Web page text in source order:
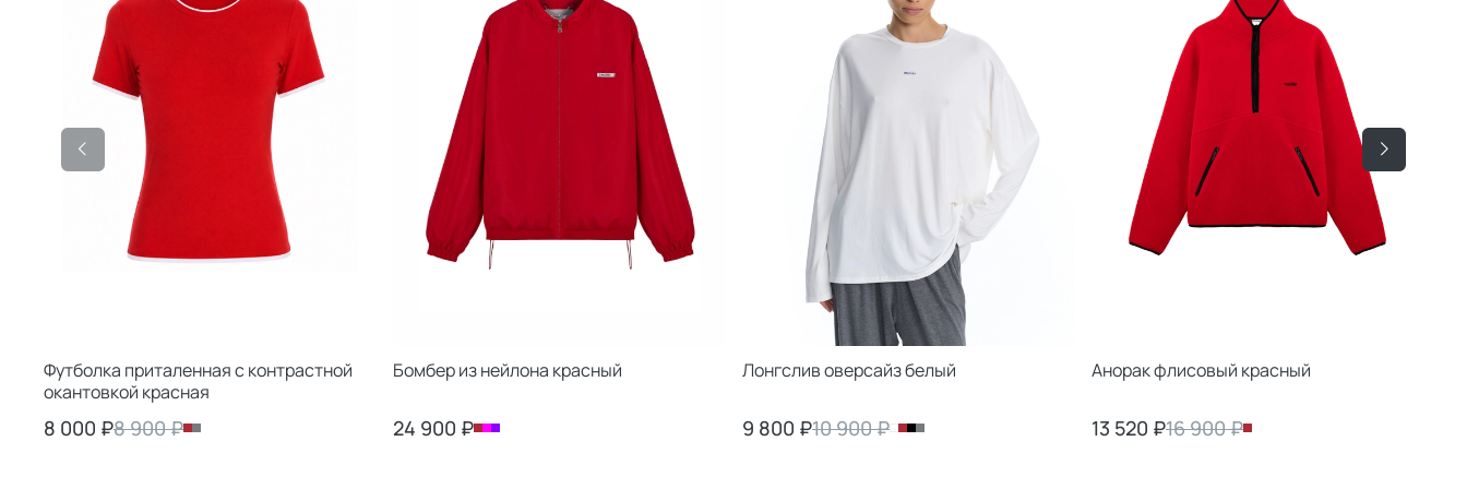
Футболка приталенная с контрастной
окантовкой красная
8 000 ₽8 900 ₽
Бомбер из нейлона красный
24 900 ₽
Лонгслив оверсайз белый
9 800 ₽10 900 ₽
Анорак флисовый красный
13 520 ₽16 900 ₽